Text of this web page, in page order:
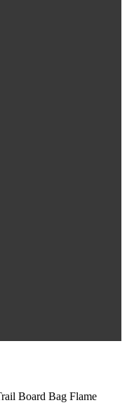
Board Bag Flame